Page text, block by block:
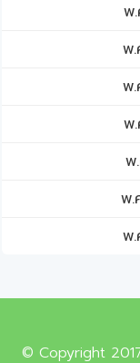
พ
พ.
พ.
พ
พ
พ.
พ.
© Copyright